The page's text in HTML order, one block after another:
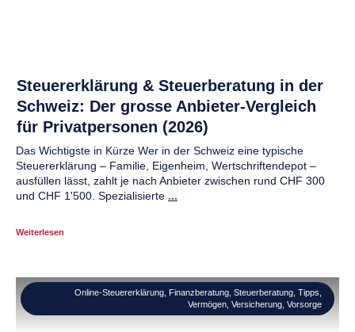
Steuererklärung & Steuerberatung in der
Schweiz: Der grosse Anbieter-Vergleich
für Privatpersonen (2026)
Das Wichtigste in Kürze Wer in der Schweiz eine typische
Steuererklärung – Familie, Eigenheim, Wertschriftendepot –
ausfüllen lässt, zahlt je nach Anbieter zwischen rund CHF 300
und CHF 1'500. Spezialisierte ...
Weiterlesen
Online-Steuererklärung Finanzberatung Steuerberatung Tipps
Vermögen Versicherung Vorsorge